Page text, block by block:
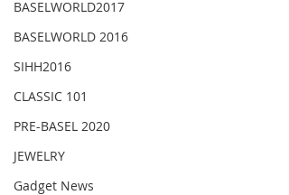
BASELWORLD2017
BASELWORLD 2016
SIHH2016
CLASSIC 101
PRE-BASEL 2020
JEWELRY
Gadget News